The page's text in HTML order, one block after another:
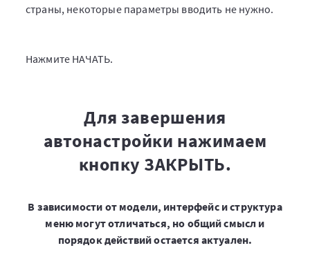
страны, некоторые параметры вводить не нужно.
​​​​​​​Нажмите НАЧАТЬ.
Для завершения
автонастройки нажимаем
кнопку ЗАКРЫТЬ.
В зависимости от модели, интерфейс и структура
меню могут отличаться, но общий смысл и
порядок действий остается актуален.